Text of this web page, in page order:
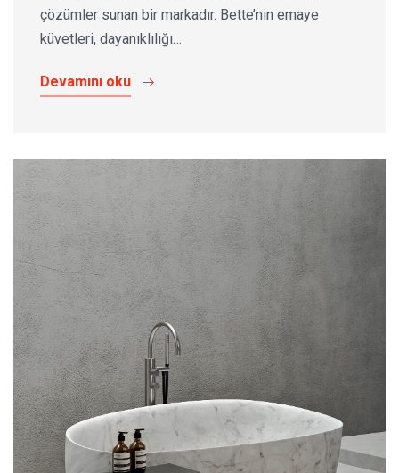
çözümler sunan bir markadır. Bette’nin emaye
küvetleri, dayanıklılığı…
Devamını oku